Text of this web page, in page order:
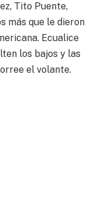
Tito Puente,
más que le dieron
Ecualice
los bajos y las
el volante.